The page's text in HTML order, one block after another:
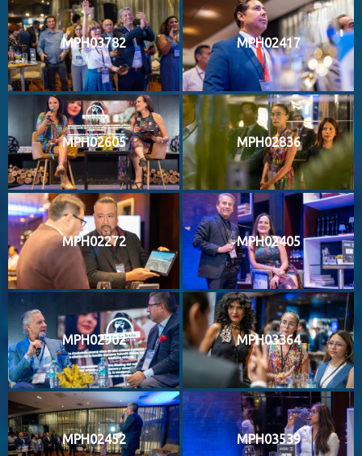
MPH03782 MPH02417
MPH02605 MPH02836
MPH02272 MPH02405
MPH02902 MPH03364
MPH02452 MPH03539